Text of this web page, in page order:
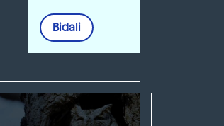
Bidali